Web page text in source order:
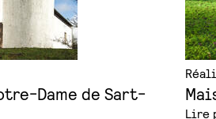
Dame de Sart-
Lire